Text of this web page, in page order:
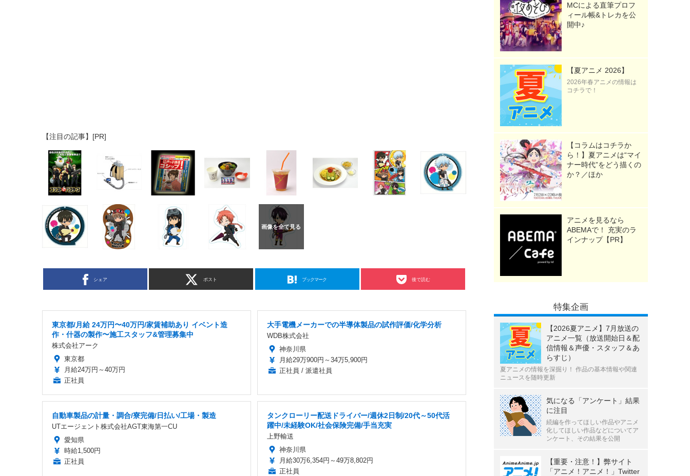
【注目の記事】[PR]
シェア ポスト ブックマーク 後で読む
東京都/月給 24万円〜40万円/家賃補助あり イベント造
作・什器の製作〜施工スタッフ&管理募集中
株式会社アーク
東京都
月給24万円～40万円
正社員
大手電機メーカーでの半導体製品の試作評価/化学分析
WDB株式会社
神奈川県
月給29万900円～34万5,900円
正社員 / 派遣社員
自動車製品の計量・調合/寮完備/日払い/工場・製造
UTエージェント株式会社AGT東海第一CU
愛知県
時給1,500円
正社員
タンクローリー配送ドライバー/週休2日制/20代～50代活
躍中/未経験OK/社会保険完備/手当充実
上野輸送
神奈川県
月給30万6,354円～49万8,802円
正社員
MCによる直筆プロフ
ィール帳&トレカを公
開中♪
【夏アニメ 2026】
2026年春アニメの情報は
コチラで！
【コラムはコチラか
ら！】夏アニメは“マイ
ナー時代”をどう描くの
か？／ほか
アニメを見るなら
ABEMAで！ 充実のラ
インナップ【PR】
特集企画
【2026夏アニメ】7月放送の
アニメ一覧（放送開始日＆配
信情報＆声優・スタッフ＆あ
らすじ）
夏アニメの情報を深掘り！ 作品の基本情報や関連
ニュースを随時更新
気になる「アンケート」結果
に注目
続編を作ってほしい作品やアニメ
化してほしい作品などについてア
ンケート、その結果を公開
【重要・注意！】弊サイト
「アニメ！アニメ！」Twitter